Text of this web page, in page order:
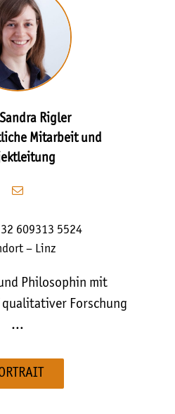
Rigler
Mitarbeit und
609313 5524
– Linz
Philosophin mit
Forschung
…